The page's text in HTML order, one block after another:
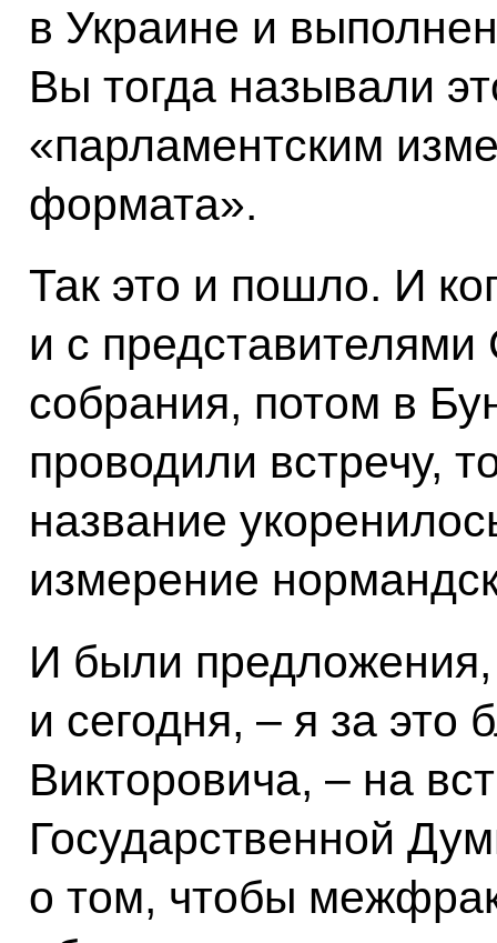
в Украине и
Вы тогда называли
«парламентским
формата».
Так это и пошло. И
и с
собрания, потом в
проводили встречу,
название
измерение
И были предложения,
и сегодня, – я за это
Викторовича, – на
Государственной
о том, чтобы